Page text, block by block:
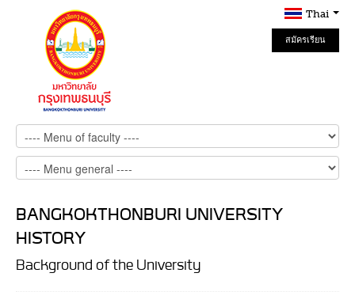
Thai
สมัครเรียน
Online
BANGKOKTHONBURI UNIVERSITY
HISTORY
Background of the University